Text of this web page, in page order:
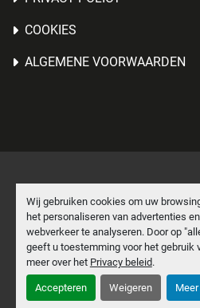
Wij gebruiken cookies om uw
het personaliseren van advertenties
webverkeer te analyseren. Door op
geeft u toestemming voor het gebruik
meer over het Privacy beleid.
Accepteren Weigeren
COOKIES
ALGEMENE VOORWAARDEN
Cookies
Machinio System